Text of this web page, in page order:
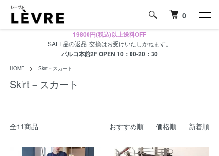
0
19800円(税込)以上送料OFF
SALE品の返品･交換はお受けいたしかねます。
パルコ本館2F OPEN 10：00-20：30
HOME Skirt－スカート
Skirt－スカート
全11商品 おすすめ順 価格順 新着順